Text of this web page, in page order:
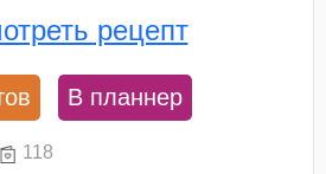
рецепт
В планнер
118